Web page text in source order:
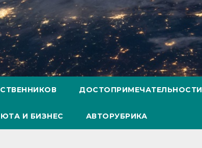
ДОСТОПРИМЕЧАТЕЛЬНОСТИ
И БИЗНЕС АВТОРУБРИКА